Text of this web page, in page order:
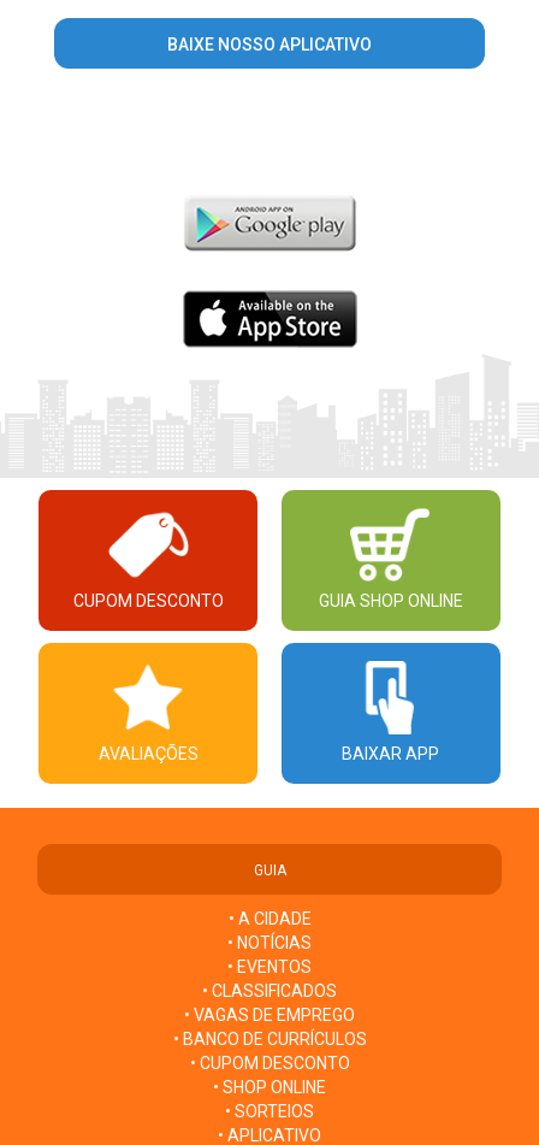
BAIXE NOSSO APLICATIVO
CUPOM DESCONTO GUIA SHOP ONLINE
AVALIAÇÕES BAIXAR APP
GUIA
• A CIDADE
• NOTÍCIAS
• EVENTOS
• CLASSIFICADOS
• VAGAS DE EMPREGO
• BANCO DE CURRÍCULOS
• CUPOM DESCONTO
• SHOP ONLINE
• SORTEIOS
• APLICATIVO